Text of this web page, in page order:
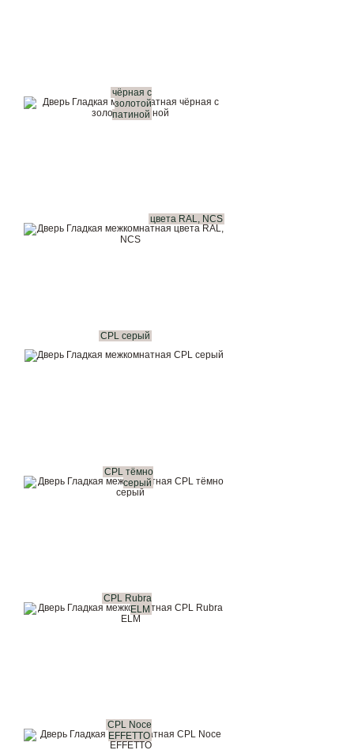
чёрная с
золотой
патиной
цвета RAL, NCS
CPL серый
CPL тёмно
серый
CPL Rubra
ELM
CPL Noce
EFFETTO